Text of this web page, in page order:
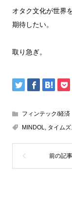
オタク文化が世界
期待したい。
取り急ぎ。
フィンテック/経済
MINDOL, タイム